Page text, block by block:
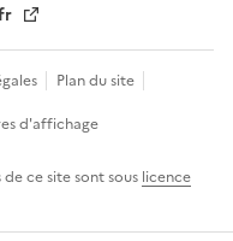
Plan du site
d'affichage
ce site sont sous licence